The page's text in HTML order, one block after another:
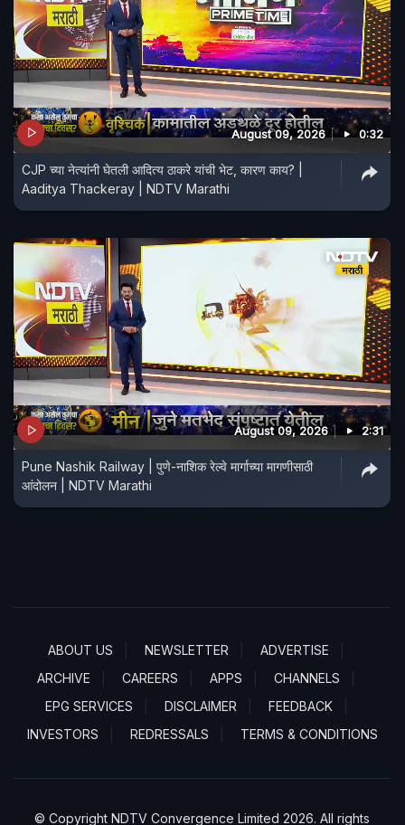
August 09, 2026 0:32
CJP च्या नेत्यांनी घेतली आदित्य ठाकरे यांची भेट, कारण काय? |
Aaditya Thackeray | NDTV Marathi
August 09, 2026 2:31
Pune Nashik Railway | पुणे-नाशिक रेल्वे मार्गाच्या मागणीसाठी
आंदोलन | NDTV Marathi
ABOUT US NEWSLETTER
ADVERTISE
ARCHIVE
CAREERS APPS
CHANNELS
EPG SERVICES
DISCLAIMER
FEEDBACK
INVESTORS
REDRESSALS TERMS & CONDITIONS
© Copyright NDTV Convergence Limited 2026. All rights